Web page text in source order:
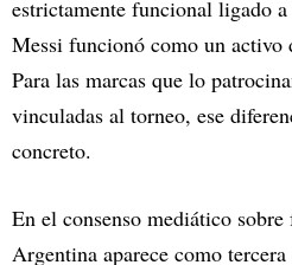
estrictamente funcional ligado
Messi funcionó como un activo
Para las marcas que lo
vinculadas al torneo, ese
concreto.
En el consenso mediático
Argentina aparece como